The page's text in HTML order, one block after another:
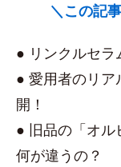
＼この記
● リンクルセラ
● 愛用者のリア
開！
● 旧品の「オル
何が違うの？